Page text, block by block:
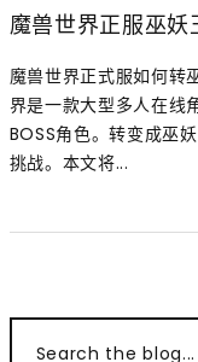
魔兽世界正服巫
魔兽世界正式服如何转
界是一款大型多人在线
BOSS角色。转变成巫
挑战。本文将...
Search the blog...